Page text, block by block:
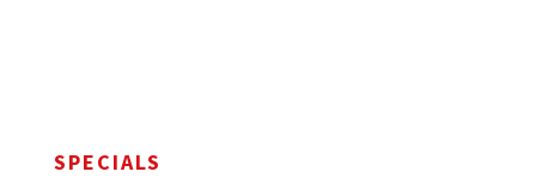
SPECIALS